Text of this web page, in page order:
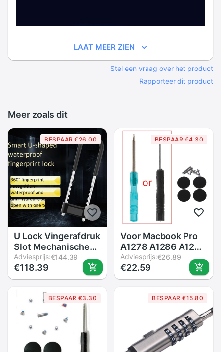
LAAT MEER ZIEN
Stel een vraag over het product
Rapporteer dit product
Meer zoals dit
BESPAAR €26.00
U Lock Vingerafdruk
Slot Mechanische
Sleutel Waterdicht
Anti-Diefstal
Fietsslot Motorfiets
Slot Voor Kantoor
Glas Deurslot
Adviesprijs:€144.39
€118.39
BESPAAR €4.30
Voor Macbook Pro
A1278 A1286 A1297
Rubber Voeten
Bodem Met
Schroeven
Adviesprijs:€26.89
€22.59
BESPAAR €3.30 BESPAAR €15.80